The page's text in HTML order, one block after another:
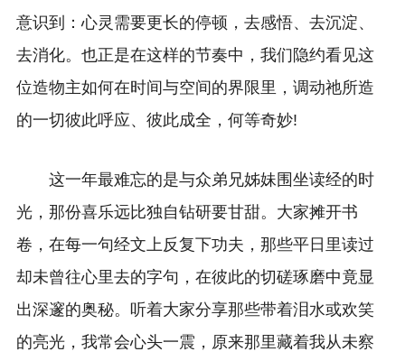
意识到：心灵需要更长的停顿，去感悟、去沉淀、
去消化。也正是在这样的节奏中，我们隐约看见这
位造物主如何在时间与空间的界限里，调动祂所造
的一切彼此呼应、彼此成全，何等奇妙!
这一年最难忘的是与众弟兄姊妹围坐读经的时
光，那份喜乐远比独自钻研要甘甜。大家摊开书
卷，在每一句经文上反复下功夫，那些平日里读过
却未曾往心里去的字句，在彼此的切磋琢磨中竟显
出深邃的奥秘。听着大家分享那些带着泪水或欢笑
的亮光，我常会心头一震，原来那里藏着我从未察